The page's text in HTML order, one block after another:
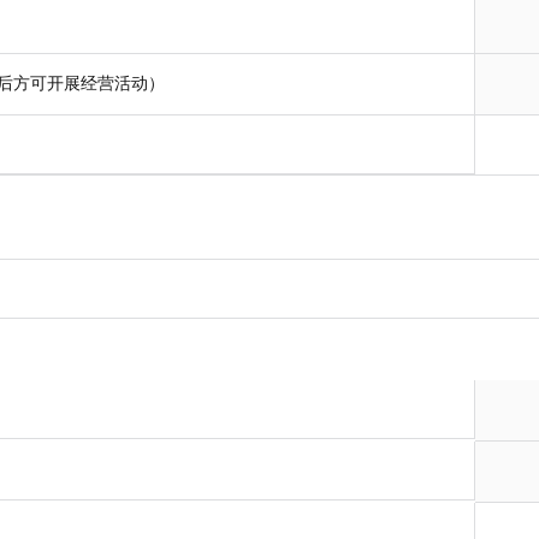
可开展经营活动）